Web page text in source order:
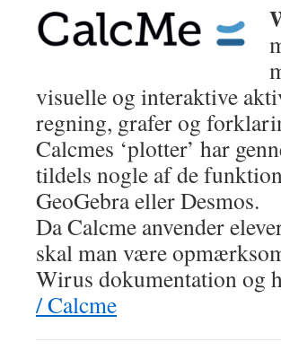
visuelle og interaktive
regning, grafer og
Calcmes ‘plotter’ har
tildels nogle af de
GeoGebra eller Desmos.
Da Calcme anvender
skal man være
Wirus dokumentation og
/ Calcme